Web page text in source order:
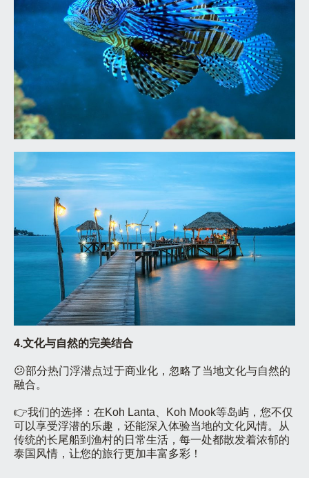
4.文化与自然的完美结合
😕部分热门浮潜点过于商业化，忽略了当地文化与自然的
融合。
👉我们的选择：在Koh Lanta、Koh Mook等岛屿，您不仅
可以享受浮潜的乐趣，还能深入体验当地的文化风情。从
传统的长尾船到渔村的日常生活，每一处都散发着浓郁的
泰国风情，让您的旅行更加丰富多彩！